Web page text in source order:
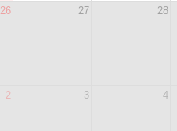
26
27 28
2 3 4